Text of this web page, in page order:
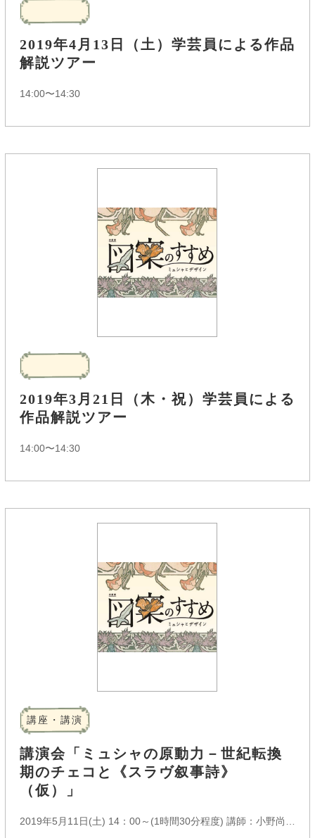
2019年4月13日（土）学芸員による作品
解説ツアー
14:00〜14:30
2019年3月21日（木・祝）学芸員による
作品解説ツアー
14:00〜14:30
講座・講演
講演会「ミュシャの原動力－世紀転換
期のチェコと《スラヴ叙事詩》
（仮）」
2019年5月11日(土) 14：00～(1時間30分程度) 講師：小野尚子氏(兵庫県立美術館学芸員)